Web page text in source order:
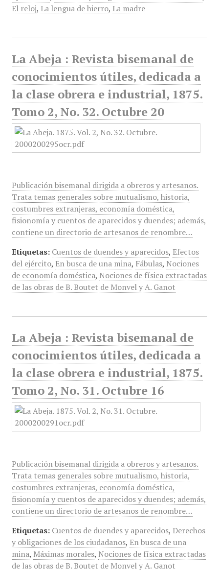
El reloj, La lengua de hierro, La madre
La Abeja : Revista bisemanal de
conocimientos útiles, dedicada a
la clase obrera e industrial, 1875.
Tomo 2, No. 32. Octubre 20
Publicación bisemanal dirigida a obreros y artesanos.
Trata temas generales sobre mutualismo, historia,
costumbres extranjeras, economía doméstica,
fisionomía y cuentos de aparecidos y duendes; además,
contiene un directorio de artesanos de renombre…
Etiquetas: Cuentos de duendes y aparecidos, Efectos
del ejército, En busca de una mina, Fábulas, Nociones
de economía doméstica, Nociones de física extractadas
de las obras de B. Boutet de Monvel y A. Ganot
La Abeja : Revista bisemanal de
conocimientos útiles, dedicada a
la clase obrera e industrial, 1875.
Tomo 2, No. 31. Octubre 16
Publicación bisemanal dirigida a obreros y artesanos.
Trata temas generales sobre mutualismo, historia,
costumbres extranjeras, economía doméstica,
fisionomía y cuentos de aparecidos y duendes; además,
contiene un directorio de artesanos de renombre…
Etiquetas: Cuentos de duendes y aparecidos, Derechos
y obligaciones de los ciudadanos, En busca de una
mina, Máximas morales, Nociones de física extractadas
de las obras de B. Boutet de Monvel y A. Ganot